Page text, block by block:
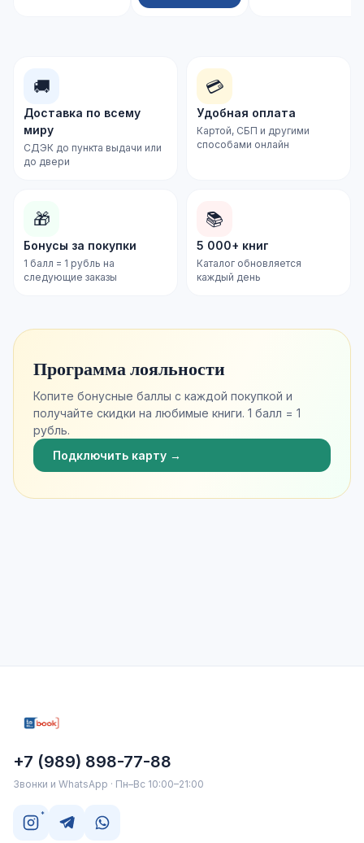
🚚
Доставка по всему
миру
СДЭК до пункта выдачи или
до двери
💳
Удобная оплата
Картой, СБП и другими
способами онлайн
🎁
Бонусы за покупки
1 балл = 1 рубль на
следующие заказы
📚
5 000+ книг
Каталог обновляется
каждый день
Программа лояльности
Копите бонусные баллы с каждой покупкой и
получайте скидки на любимые книги. 1 балл = 1
рубль.
Подключить карту →
+7 (989) 898-77-88
Звонки и WhatsApp · Пн–Вс 10:00–21:00
*